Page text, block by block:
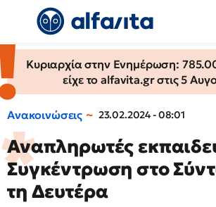
Κυριαρχία στην Ενημέρωση:
είχε το alfavita.gr στις 5
Ανακοινώσεις 23.02.2024 - 08:01
Αναπληρωτές
Συγκέντρωση στο
τη Δευτέρα